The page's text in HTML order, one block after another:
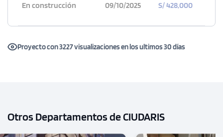
En construcción 09/10/2025 S/ 428,000
Proyecto con 3227 visualizaciones en los ultimos 30 días
Otros Departamentos de CIUDARIS